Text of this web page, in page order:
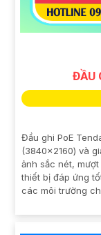
ĐẦU
Đầu ghi PoE
(3840×2160) và
ảnh sắc nét,
thiết bị đáp ứng
các môi trường